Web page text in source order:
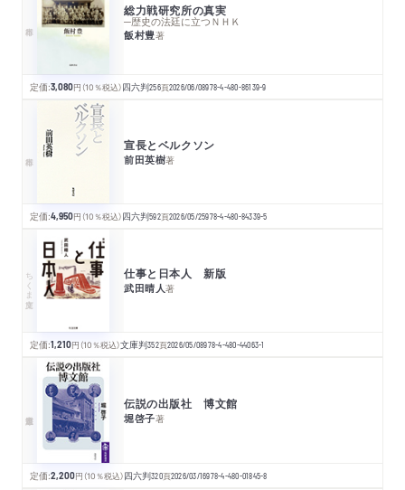
総力戦研究所の真実
─歴史の法廷に立つＮＨＫ
飯村豊著
定価:3,080円 （10％税込）四六判256頁2026/06/08978-4-480-86139-9
宣長とベルクソン
前田英樹著
定価:4,950円 （10％税込）四六判592頁2026/05/25978-4-480-84339-5
ちくま文庫 仕事と日本人 新版
武田晴人著
定価:1,210円 （10％税込）文庫判352頁2026/05/08978-4-480-44063-1
伝説の出版社 博文館
堀啓子著
定価:2,200円 （10％税込）四六判320頁2026/03/16978-4-480-01845-8